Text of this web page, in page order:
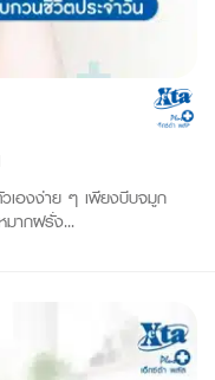
เองง่าย ๆ เพียงบีบจมูก
ากฝรั่ง...